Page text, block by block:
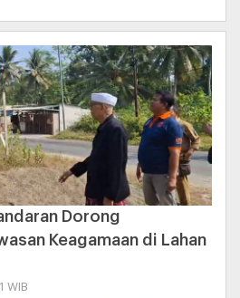
Dorong
Keagamaan di Lahan
WIB